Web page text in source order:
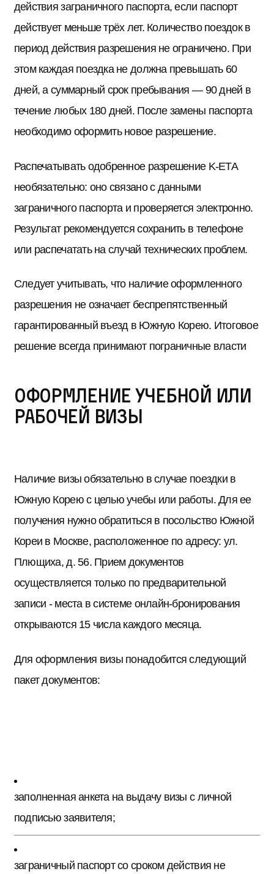
действия заграничного паспорта, если паспорт
действует меньше трёх лет. Количество поездок в
период действия разрешения не ограничено. При
этом каждая поездка не должна превышать 60
дней, а суммарный срок пребывания — 90 дней в
течение любых 180 дней. После замены паспорта
необходимо оформить новое разрешение.
Распечатывать одобренное разрешение K-ETA
необязательно: оно связано с данными
заграничного паспорта и проверяется электронно.
Результат рекомендуется сохранить в телефоне
или распечатать на случай технических проблем.
Следует учитывать, что наличие оформленного
разрешения не означает беспрепятственный
гарантированный въезд в Южную Корею. Итоговое
решение всегда принимают пограничные власти
Оформление учебной или
рабочей визы
Наличие визы обязательно в случае поездки в
Южную Корею с целью учебы или работы. Для ее
получения нужно обратиться в посольство Южной
Кореи в Москве, расположенное по адресу: ул.
Плющиха, д. 56. Прием документов
осуществляется только по предварительной
записи - места в системе онлайн-бронирования
открываются 15 числа каждого месяца.
Для оформления визы понадобится следующий
пакет документов:
заполненная анкета на выдачу визы с личной
подписью заявителя;
заграничный паспорт со сроком действия не